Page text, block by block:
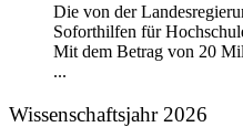
Die von der
Soforthilfen für
Mit dem Betrag von 20
...
Wissenschaftsjahr 2026